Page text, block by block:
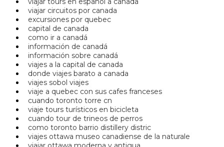
viajar circuitos por canada
excursiones por quebec
capital de canada
como ir a canadá
información de canadá
información sobre canadá
viajes a la capital de canada
donde viajes barato a canada
viajes sobol viajes
viaje a quebec con sus cafes franceses
cuando toronto torre cn
viaje tours turísticos en bicicleta
cuando tour de trineos de perros
como toronto barrio distillery distric
viajes ottawa museo canadiense de la naturale